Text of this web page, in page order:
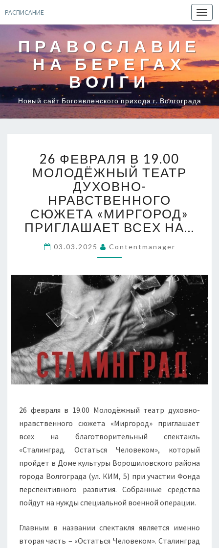
РАСПИСАНИЕ
ПРАВОСЛАВИЕ
НА БЕРЕГАХ
ВОЛГИ
Новый сайт Богоявленского прихода г. Волгограда
ФЕВРАЛЯ
В
19.00
МОЛОДЁЖНЫЙ
ТЕАТР
ДУХОВНО-
НРАВСТВЕННОГО
СЮЖЕТА
«МИРГОРОД»
ПРИГЛАШАЕТ
НА…
26 ФЕВРАЛЯ В 19.00
МОЛОДЁЖНЫЙ ТЕАТР
ДУХОВНО-
НРАВСТВЕННОГО
СЮЖЕТА «МИРГОРОД»
ПРИГЛАШАЕТ ВСЕХ НА…
03.03.2025 Contentmanager
26 февраля в 19.00 Молодёжный театр духовно-
нравственного сюжета «Миргород» приглашает
всех на благотворительный спектакль
«Сталинград. Остаться Человеком», который
пройдет в Доме культуры Ворошиловского района
города Волгограда (ул. КИМ, 5) при участии Фонда
перспективного развития. Собранные средства
пойдут на нужды специальной военной операции.
Главным в названии спектакля является именно
вторая часть – «Остаться Человеком». Сталинград